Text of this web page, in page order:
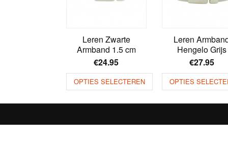
Leren Zwarte
Armband 1.5 cm
€24.95
OPTIES SELECTEREN
Leren
Hengelo Grijs
€27.95
OPTIES